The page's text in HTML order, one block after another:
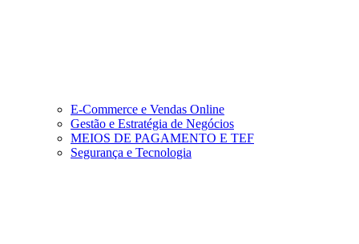
E-Commerce e Vendas Online
Gestão e Estratégia de Negócios
MEIOS DE PAGAMENTO E TEF
Segurança e Tecnologia